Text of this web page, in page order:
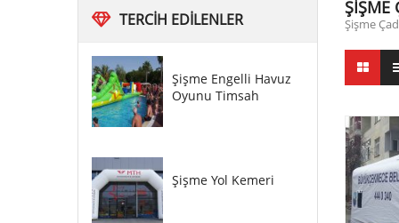
TERCIH EDILENLER
Şişme Engelli Havuz
Oyunu Timsah
Şişme Yol Kemeri
ŞIŞME
Şişme